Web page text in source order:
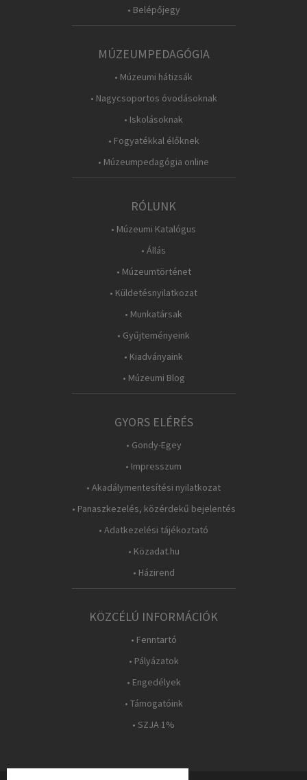
• Belépőjegy
MÚZEUMPEDAGÓGIA
• Múzeumi hátizsák
• Nagycsoportos óvodásoknak
• Iskolásoknak
• Fogyatékkal élőknek
• Múzeumpedagógia online
RÓLUNK
• Múzeumi Katalógus
• Állás
• Múzeumtörténet
• Küldetésnyilatkozat
• Munkatársak
• Gyűjteményeink
• Kiadványaink
• Múzeumi Blog
GYORS ELÉRÉS
• Gondy-Egey
• Impresszum
• Akadálymentesítési nyilatkozat
• Panaszkezelés, közérdekű bejelentés
• Adatkezelési tájékoztató
• Közadat.hu
• Házirend
KÖZCÉLÚ INFORMÁCIÓK
• Fenntartó
• Pályázatok
• Engedélyek
• Támogatóink
• SZJA 1%